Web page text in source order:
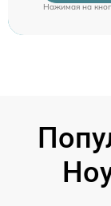
Нажимая на